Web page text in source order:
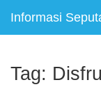
Informasi
Tag: